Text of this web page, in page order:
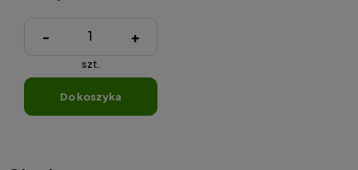
- +
szt.
do koszyka